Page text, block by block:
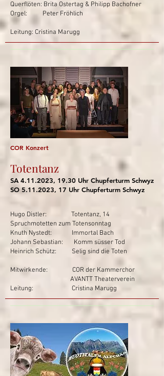
Querflöten: Brita Ostertag & Philipp Bachofner
Orgel: Peter Fröhlich
Leitung: Cristina Marugg
COR Konzert
Totentanz
SA 4.11.2023, 19.30 Uhr Chupferturm Schwyz
SO5.11.2023, 17 Uhr Chupferturm Schwyz
Hugo Distler: Totentanz, 14
Spruchmotetten zum Totensonntag
Knuth Nystedt: Immortal Bach
Johann Sebastian: Komm süsser Tod
Heinrich Schütz: Selig sind die Toten
Mitwirkende: COR der Kammerchor
AVANTT Theaterverein
Leitung: Cristina Marugg